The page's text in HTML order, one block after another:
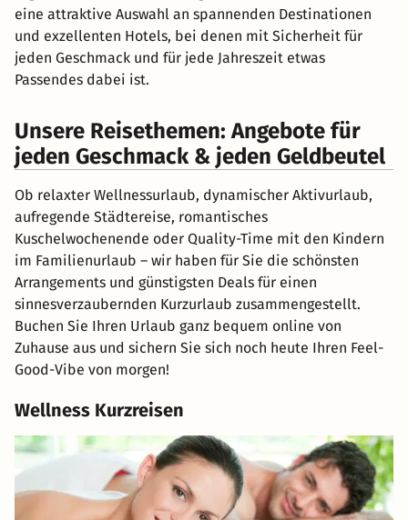
eine attraktive Auswahl an spannenden Destinationen
und exzellenten Hotels, bei denen mit Sicherheit für
jeden Geschmack und für jede Jahreszeit etwas
Passendes dabei ist.
Unsere Reisethemen: Angebote für
jeden Geschmack & jeden Geldbeutel
Ob relaxter Wellnessurlaub, dynamischer Aktivurlaub,
aufregende Städtereise, romantisches
Kuschelwochenende oder Quality-Time mit den Kindern
im Familienurlaub – wir haben für Sie die schönsten
Arrangements und günstigsten Deals für einen
sinnesverzaubernden Kurzurlaub zusammengestellt.
Buchen Sie Ihren Urlaub ganz bequem online von
Zuhause aus und sichern Sie sich noch heute Ihren Feel-
Good-Vibe von morgen!
Wellness Kurzreisen